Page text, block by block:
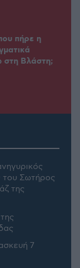
πήρε η
στη Βλάστη;
Σωτήρος
της
7